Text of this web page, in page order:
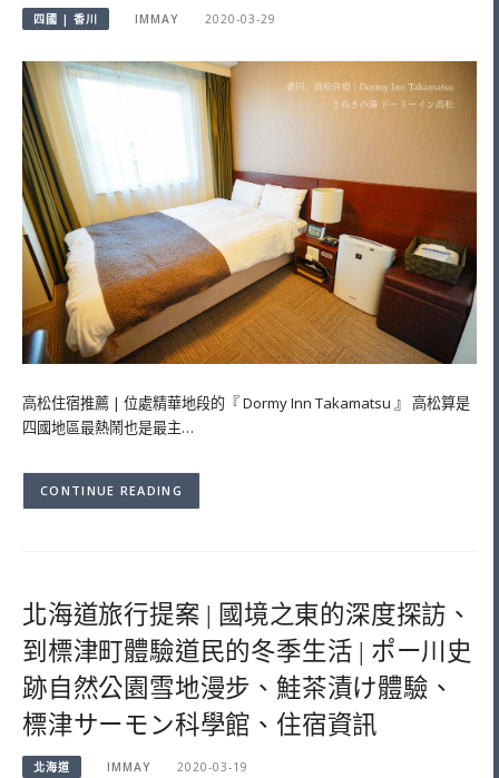
四國 | 香川 IMMAY 2020-03-29
高松住宿推薦 | 位處精華地段的『 Dormy Inn Takamatsu 』 高松算是
四國地區最熱鬧也是最主…
CONTINUE READING
北海道旅行提案 | 國境之東的深度探訪、
到標津町體驗道民的冬季生活 | ポー川史
跡自然公園雪地漫步、鮭茶漬け體驗、
標津サーモン科學館、住宿資訊
北海道 IMMAY 2020-03-19